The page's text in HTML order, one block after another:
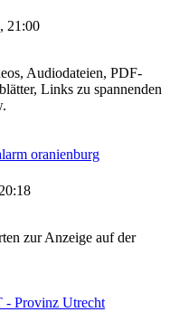
21:00
Audiodateien, PDF-
Links zu spannenden
oranienburg
zur Anzeige auf der
- Provinz Utrecht